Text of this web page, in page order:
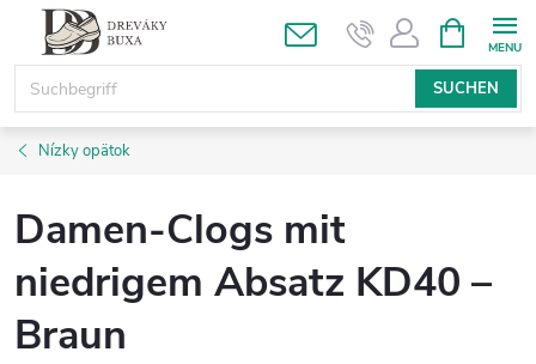
springen
SUCHEN
Nízky opätok
Damen-Clogs mit
niedrigem Absatz KD40 –
Braun